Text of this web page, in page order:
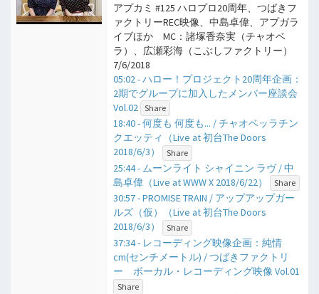
アプカミ #125 ハロプロ20周年、つばきフ
ァクトリーREC映像、中島卓偉、アプガラ
イブほか MC：諸塚香奈実（チャオベ
ラ）、広瀬彩海（こぶしファクトリー）
7/6/2018
05:02 - ハロー！プロジェクト20周年企画：
2期でグループに加入したメンバー座談会
Vol.02
Share
18:40 - 何度も 何度も... / チャオベッラチン
クエッティ（Live at 初台The Doors
2018/6/3）
Share
25:44 - ムーンライト シャイニン ラヴ / 中
島卓偉（Live at WWW X 2018/6/22）
Share
30:57 - PROMISE TRAIN / アップアップガー
ルズ（仮）（Live at 初台The Doors
2018/6/3）
Share
37:34 - レコーディング映像企画：純情
cm(センチメートル) / つばきファクトリ
ー ボーカル・レコーディング映像 Vol.01
Share